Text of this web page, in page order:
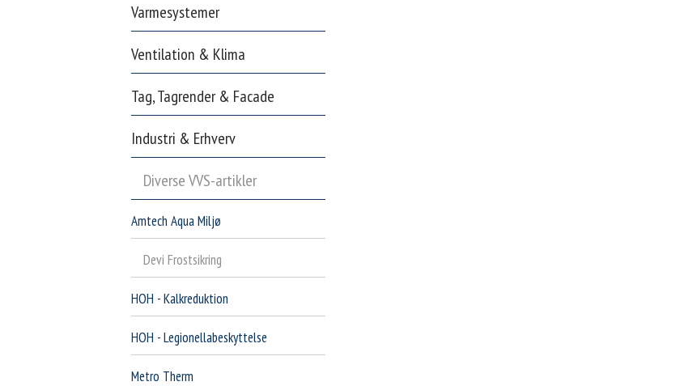
Varmesystemer
Ventilation & Klima
Tag, Tagrender & Facade
Industri & Erhverv
Diverse VVS-artikler
Amtech Aqua Miljø
Devi Frostsikring
HOH - Kalkreduktion
HOH - Legionellabeskyttelse
Metro Therm